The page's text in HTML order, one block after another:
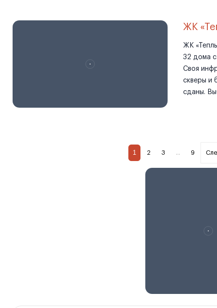
ЖК
ЖК
32 дома
Своя
скверы и
сданы.
1 2 3 ... 9